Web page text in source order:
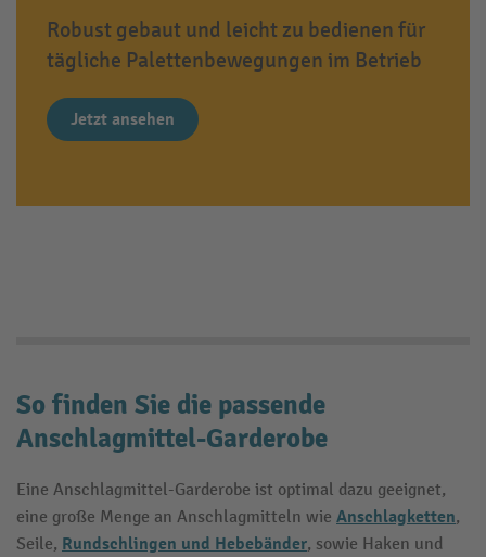
Robust gebaut und leicht zu bedienen für
tägliche Palettenbewegungen im Betrieb
Jetzt ansehen
So finden Sie die passende
Anschlagmittel-Garderobe
Eine Anschlagmittel-Garderobe ist optimal dazu geeignet,
eine große Menge an Anschlagmitteln wie Anschlagketten,
Seile, Rundschlingen und Hebebänder, sowie Haken und